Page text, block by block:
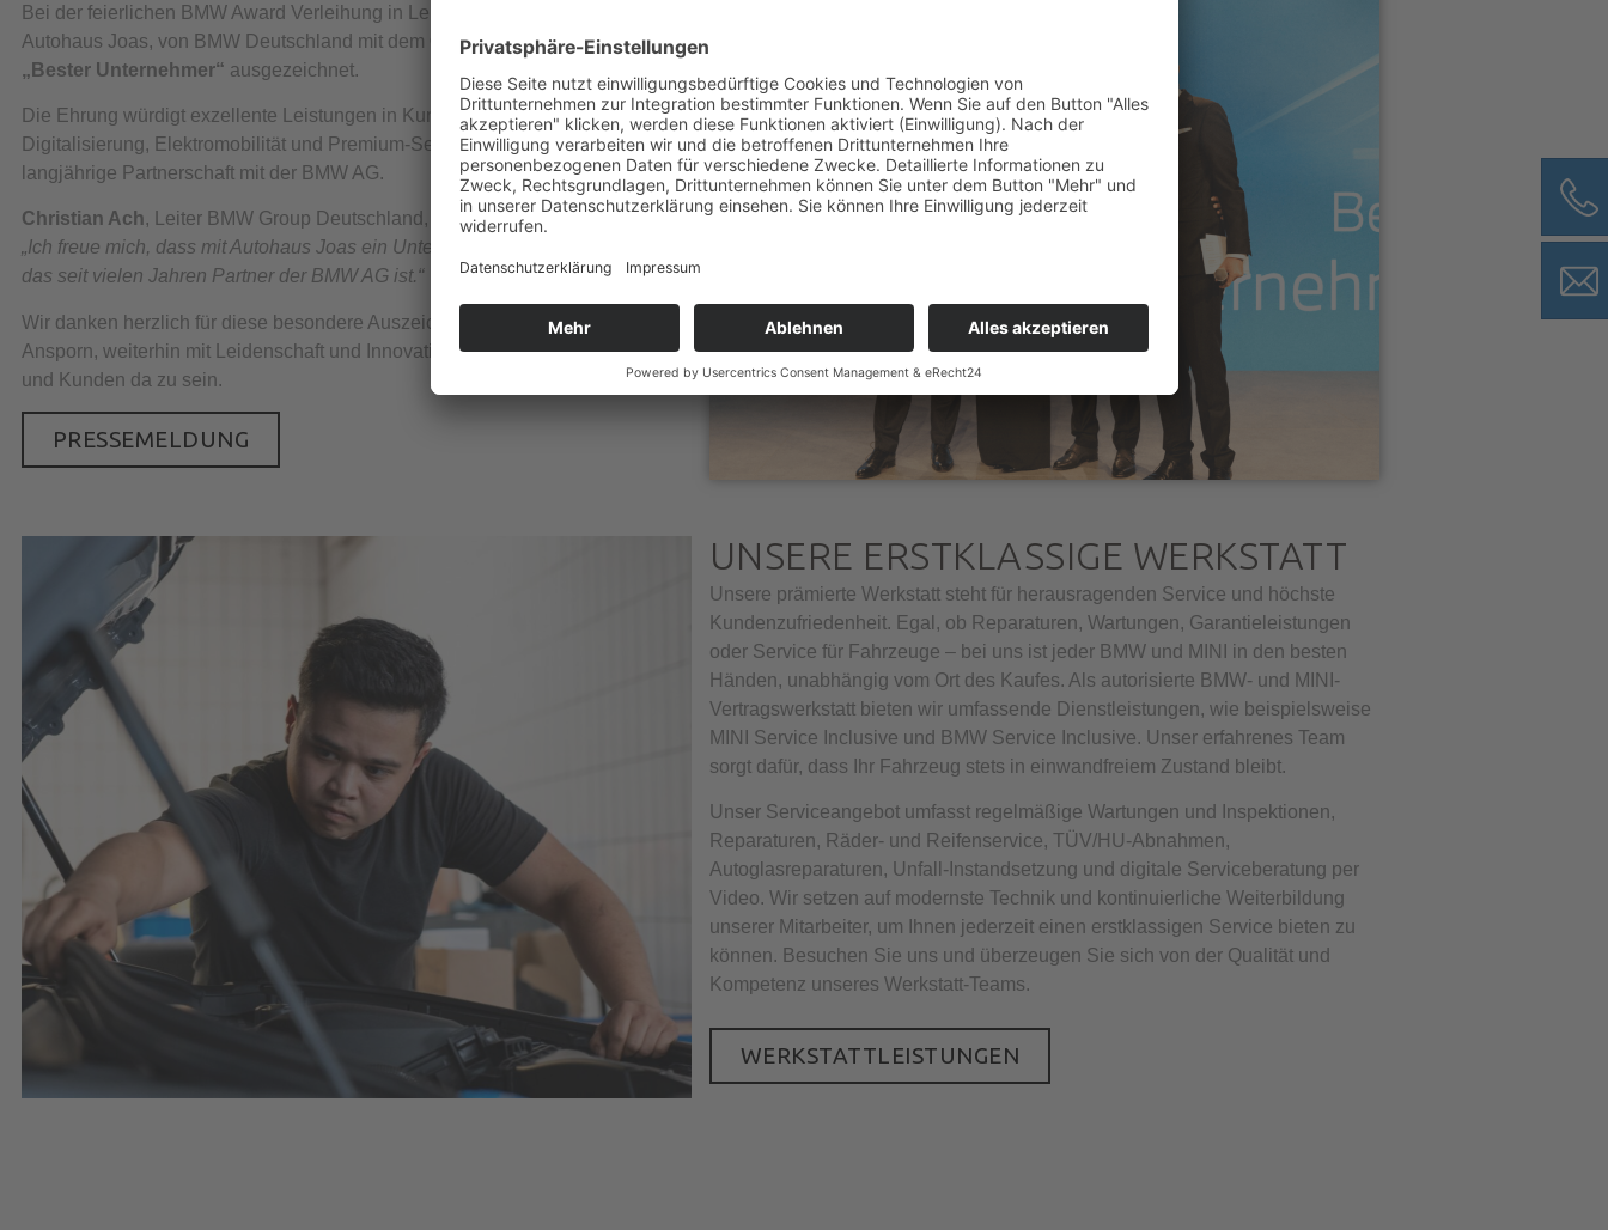
Bei der feierlichen BMW Award Verleihung in Leipzig wurden wir, das
Autohaus Joas, von BMW Deutschland mit dem
Gesamtsieg in der Kategorie
„Bester Unternehmer“ ausgezeichnet.
Die Ehrung würdigt exzellente Leistungen in Kundenorientierung,
Digitalisierung, Elektromobilität und Premium-Service – sowie unsere
langjährige Partnerschaft mit der BMW AG.
Christian Ach, Leiter BMW Group Deutschland, sagte dazu:
„Ich freue mich, dass mit Autohaus Joas ein Unternehmen ausgezeichnet wird,
das seit vielen Jahren Partner der BMW AG ist.“
Wir danken herzlich für diese besondere Auszeichnung – und sehen sie als
Ansporn, weiterhin mit Leidenschaft und Innovationskraft für unsere Kundinnen
und Kunden da zu sein.
PRESSEMELDUNG
UNSERE ERSTKLASSIGE WERKSTATT
Unsere prämierte Werkstatt steht für herausragenden Service und höchste
Kundenzufriedenheit. Egal, ob Reparaturen, Wartungen, Garantieleistungen
oder Service für Fahrzeuge – bei uns ist jeder BMW und MINI in den besten
Händen, unabhängig vom Ort des Kaufes. Als autorisierte BMW- und MINI-
Vertragswerkstatt bieten wir umfassende Dienstleistungen, wie beispielsweise
MINI Service Inclusive und BMW Service Inclusive. Unser erfahrenes Team
sorgt dafür, dass Ihr Fahrzeug stets in einwandfreiem Zustand bleibt.
Unser Serviceangebot umfasst regelmäßige Wartungen und Inspektionen,
Reparaturen, Räder- und Reifenservice, TÜV/HU-Abnahmen,
Autoglasreparaturen, Unfall-Instandsetzung und digitale Serviceberatung per
Video. Wir setzen auf modernste Technik und kontinuierliche Weiterbildung
unserer Mitarbeiter, um Ihnen jederzeit einen erstklassigen Service bieten zu
können. Besuchen Sie uns und überzeugen Sie sich von der Qualität und
Kompetenz unseres Werkstatt-Teams.
WERKSTATTLEISTUNGEN